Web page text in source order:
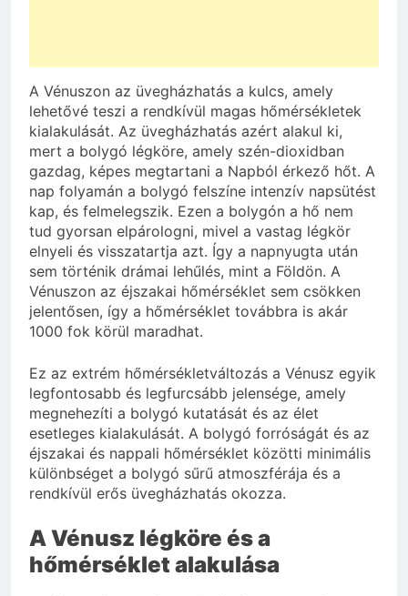
A Vénuszon az üvegházhatás a kulcs, amely
lehetővé teszi a rendkívül magas hőmérsékletek
kialakulását. Az üvegházhatás azért alakul ki,
mert a bolygó légköre, amely szén-dioxidban
gazdag, képes megtartani a Napból érkező hőt. A
nap folyamán a bolygó felszíne intenzív napsütést
kap, és felmelegszik. Ezen a bolygón a hő nem
tud gyorsan elpárologni, mivel a vastag légkör
elnyeli és visszatartja azt. Így a napnyugta után
sem történik drámai lehűlés, mint a Földön. A
Vénuszon az éjszakai hőmérséklet sem csökken
jelentősen, így a hőmérséklet továbbra is akár
1000 fok körül maradhat.
Ez az extrém hőmérsékletváltozás a Vénusz egyik
legfontosabb és legfurcsább jelensége, amely
megnehezíti a bolygó kutatását és az élet
esetleges kialakulását. A bolygó forróságát és az
éjszakai és nappali hőmérséklet közötti minimális
különbséget a bolygó sűrű atmoszférája és a
rendkívül erős üvegházhatás okozza.
A Vénusz légköre és a
hőmérséklet alakulása